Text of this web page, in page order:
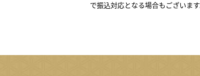
で振込対応となる場合もございま